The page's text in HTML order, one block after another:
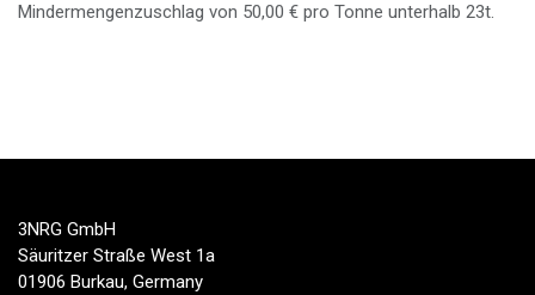
Mindermengenzuschlag von 50,00 € pro Tonne unterhalb 23t.
3NRG GmbH
Säuritzer Straße West 1a
01906 Burkau, Germany